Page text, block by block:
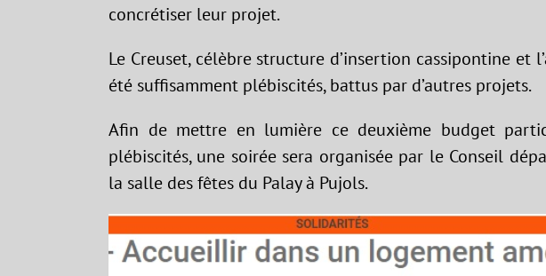
concrétiser leur projet.
Le Creuset, célèbre structure d’insertion cassipontine et
été suffisamment plébiscités, battus par d’autres projets.
Afin de mettre en lumière ce deuxième budget
plébiscités, une soirée sera organisée par le Conseil
la salle des fêtes du Palay à Pujols.